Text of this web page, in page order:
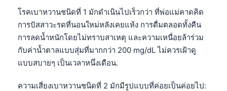
โรคเบาหวานชนิดที่ 1 มักดำเนินไปเร็วกว่า ที่พ่อแม่คาดคิด
การปัสสาวะรดที่นอนใหม่หลังเคยแห้ง การดื่มตลอดทั้งคืน
การลดน้ำหนักโดยไม่ทราบสาเหตุ และความเหนื่อยล้าร่วม
กับค่าน้ำตาลแบบสุ่มที่มากกว่า 200 mg/dL ไม่ควรเฝ้าดู
แบบสบายๆ เป็นเวลาหนึ่งเดือน.
ความเสี่ยงเบาหวานชนิดที่ 2 มักมีรูปแบบที่ค่อยเป็นค่อยไป:
日本語
Čeština
ქართული
Русский
Lietuvių kalba